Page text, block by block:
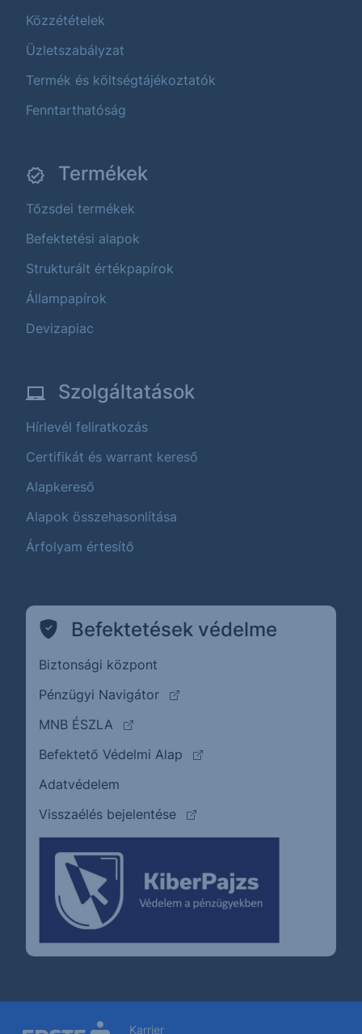
Közzétételek
Üzletszabályzat
Termék és költségtájékoztatók
Fenntarthatóság
Termékek
Tőzsdei termékek
Befektetési alapok
Strukturált értékpapírok
Állampapírok
Devizapiac
Szolgáltatások
Hírlevél feliratkozás
Certifikát és warrant kereső
Alapkereső
Alapok összehasonlítása
Árfolyam értesítő
Befektetések védelme
Biztonsági központ
Pénzügyi Navigátor
(külső oldalra ugrik)
MNB ÉSZLA
(külső oldalra ugrik)
Befektető Védelmi Alap
(külső oldalra ugrik)
Adatvédelem
Visszaélés bejelentése
(külső oldalra ugrik)
Karrier